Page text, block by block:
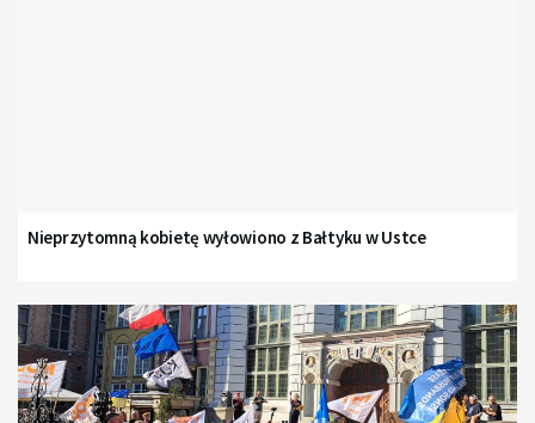
Nieprzytomną kobietę wyłowiono z Bałtyku w Ustce